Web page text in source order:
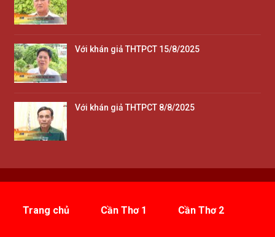
Với khán giả THTPCT 15/8/2025
Với khán giả THTPCT 8/8/2025
Trang chủ Cần Thơ 1 Cần Thơ 2